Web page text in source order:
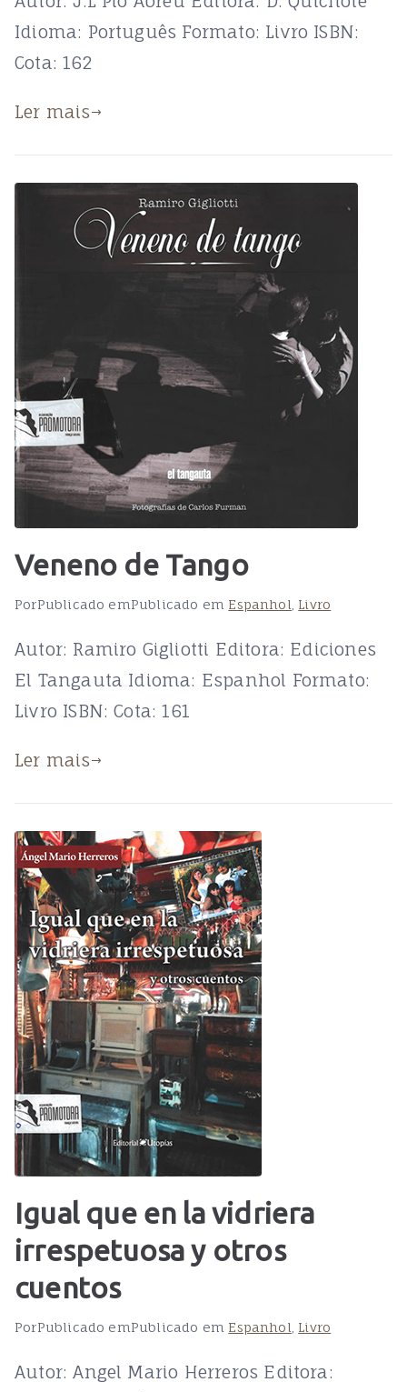
Idioma: Português Formato: Livro ISBN:
Cota: 162
Ler mais
Veneno de Tango
PorPublicado emPublicado em Espanhol Livro
Autor: Ramiro Gigliotti Editora: Ediciones
El Tangauta Idioma: Espanhol Formato:
Livro ISBN: Cota: 161
Ler mais
Igual que en la vidriera
irrespetuosa y otros
cuentos
PorPublicado emPublicado em Espanhol Livro
Autor: Angel Mario Herreros Editora: